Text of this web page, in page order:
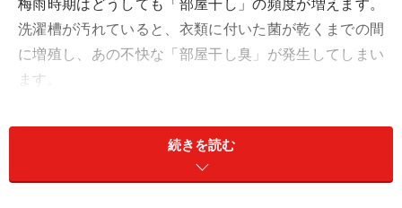
梅雨時期はどうしても「部屋干し」の頻度が増えます。
洗濯槽が汚れていると、衣類に付いた菌が乾くまでの間
に増殖し、あの不快な「部屋干し臭」が発生してしまい
ます。
塩素系、または酸素系の洗濯槽クリーナーを使い、槽の
裏側にこびりついた汚れをはがし落としましょう。最近
続きを読む